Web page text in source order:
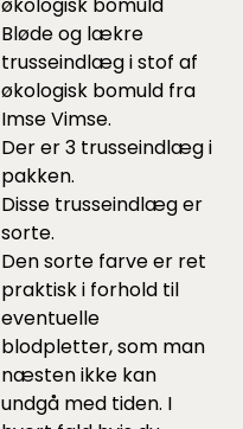
Bløde og lækre
trusseindlæg i stof af
økologisk bomuld fra
Imse Vimse.
Der er 3 trusseindlæg i
pakken.
Disse trusseindlæg er
sorte.
Den sorte farve er ret
praktisk i forhold til
eventuelle
blodpletter, som man
næsten ikke kan
undgå med tiden. I